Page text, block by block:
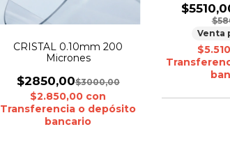
CRISTAL 0.10mm 200
Micrones
$2850,00$3000,00
$2.850,00 con
Transferencia o depósito
bancario
Venta